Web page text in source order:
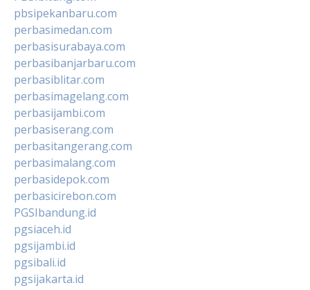
pbsipekanbaru.com
perbasimedan.com
perbasisurabaya.com
perbasibanjarbaru.com
perbasiblitar.com
perbasimagelang.com
perbasijambi.com
perbasiserang.com
perbasitangerang.com
perbasimalang.com
perbasidepok.com
perbasicirebon.com
PGSIbandung.id
pgsiaceh.id
pgsijambi.id
pgsibali.id
pgsijakarta.id